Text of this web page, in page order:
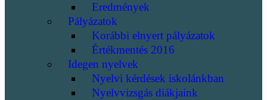
Eredmények
Pályázatok
Korábbi elnyert pályázatok
Értékmentés 2016
Idegen nyelvek
Nyelvi kérdések iskolánkban
Nyelvvizsgás diákjaink